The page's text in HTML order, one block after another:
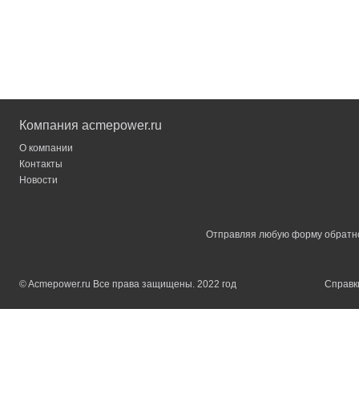
Компания acmepower.ru
О компании
Контакты
Новости
Отправляя любую форму
© Acmepower.ru Все права защищены. 2022 год